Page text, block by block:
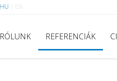
HU EN
RÓLUNK REFERENCIÁK